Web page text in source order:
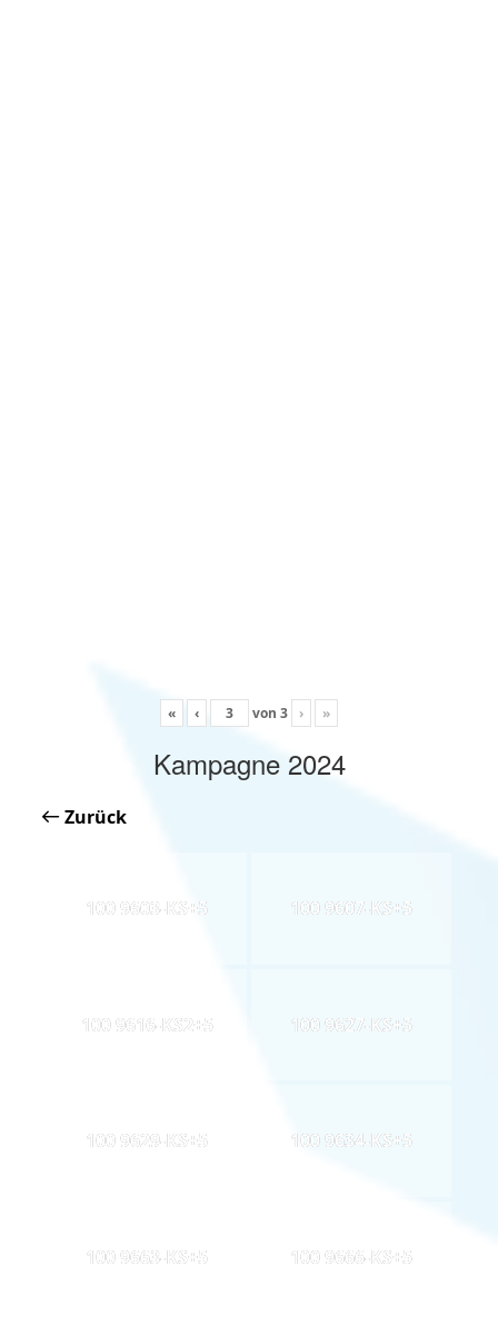
« ‹ von 3 › »
Kampagne 2024
Zurück
100 9603-KS+5 100 9607-KS+5
100 9616-KS2+5 100 9627-KS+5
100 9629-KS+5 100 9634-KS+5
100 9663-KS+5 100 9666-KS+5